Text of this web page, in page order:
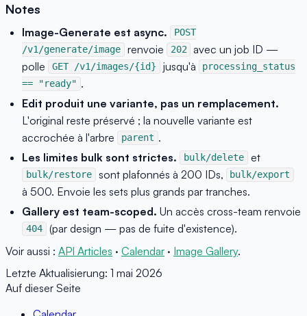
Notes
Image-Generate est async.
POST
/v1/generate/image
renvoie 202 avec un job ID —
polle
GET /v1/images/{id} jusqu'à
processing_status
== "ready" .
Edit produit une variante, pas un remplacement.
L'original reste préservé ; la nouvelle variante est
accrochée à l'arbre
parent .
Les limites bulk sont strictes.
bulk/delete et
bulk/restore sont plafonnés à 200 IDs, bulk/export
à 500. Envoie les sets plus grands par tranches.
Gallery est team-scoped. Un accès cross-team renvoie
404
(par design — pas de fuite d'existence).
Voir aussi : API Articles · Calendar · Image Gallery.
Letzte Aktualisierung: 1 mai 2026
Auf dieser Seite